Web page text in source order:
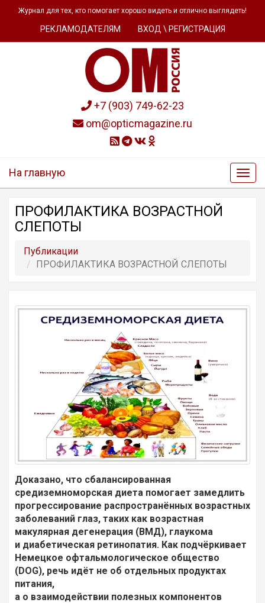
Журнал для тех, кто помогает хорошо видеть и отлично выглядеть!
РЕКЛАМОДАТЕЛЯМ ВХОД \ РЕГИСТРАЦИЯ
+7 (903) 749-62-23
om@opticmagazine.ru
На главную
ПРОФИЛАКТИКА ВОЗРАСТНОЙ
СЛЕПОТЫ
Публикации
ПРОФИЛАКТИКА ВОЗРАСТНОЙ СЛЕПОТЫ
Доказано, что сбалансированная
средиземноморская диета помогает замедлить
прогрессирование распространённых возрастных
заболеваний глаз, таких как возрастная
макулярная дегенерация (ВМД), глаукома
и диабетическая ретинопатия. Как подчёркивает
Немецкое офтальмологическое общество
(DOG), речь идёт не об отдельных продуктах
питания,
а о взаимодействии полезных компонентов